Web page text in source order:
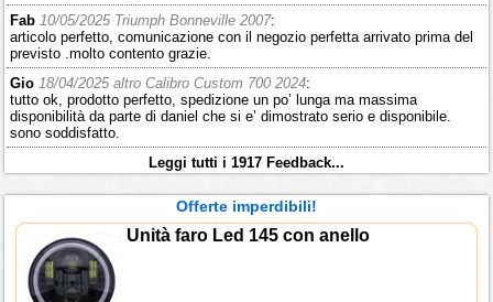
Fab 10/05/2025 Triumph Bonneville 2007:
articolo perfetto, comunicazione con il negozio perfetta arrivato prima del
previsto .molto contento grazie.
Gio 18/04/2025 altro Calibro Custom 700 2024:
tutto ok, prodotto perfetto, spedizione un po’ lunga ma massima
disponibilità da parte di daniel che si e’ dimostrato serio e disponibile.
sono soddisfatto.
Leggi tutti i 1917 Feedback...
Offerte imperdibili!
Unità faro Led 145 con anello